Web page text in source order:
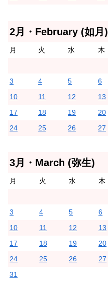
2月・February (如月)
月 火 水 木
3
4 5 6
10
11 12 13
17
18 19 20
24
25 26 27
3月・March (弥生)
月 火 水 木
3
4 5 6
10
11 12 13
17
18 19 20
24
25 26 27
31